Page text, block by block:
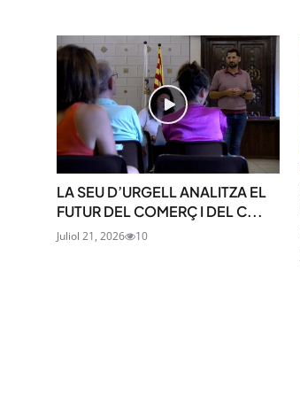
LA SEU D’URGELL ANALITZA EL
FUTUR DEL COMERÇ I DEL C...
Juliol 21, 2026 10